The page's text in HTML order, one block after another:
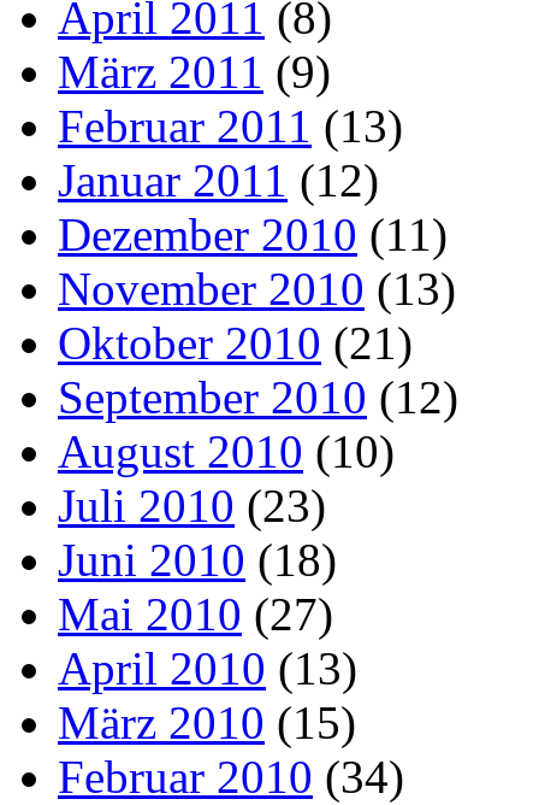
April 2011 (8)
März 2011 (9)
Februar 2011 (13)
Januar 2011 (12)
Dezember 2010 (11)
November 2010 (13)
Oktober 2010 (21)
September 2010 (12)
August 2010 (10)
Juli 2010 (23)
Juni 2010 (18)
Mai 2010 (27)
April 2010 (13)
März 2010 (15)
Februar 2010 (34)